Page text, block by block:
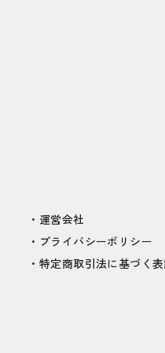
運営会社
プライバシーポリシー
特定商取引法に基づく